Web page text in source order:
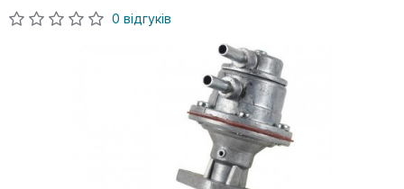
0 відгуків